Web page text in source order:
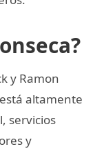
y Ramon
altamente
servicios
y